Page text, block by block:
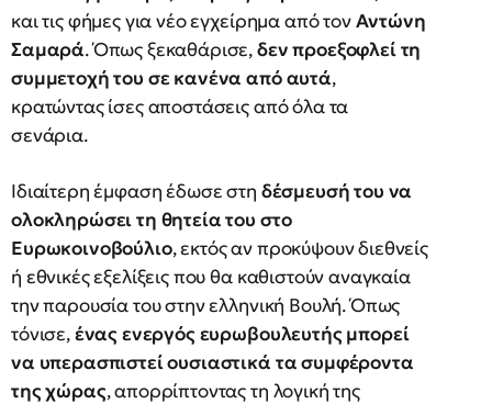
και τις φήμες για νέο εγχείρημα από τονΑντώνη
Σαμαρά. Όπως ξεκαθάρισε,δεν προεξοφλεί τη
συμμετοχή του σε κανένα από αυτά,
κρατώντας ίσες αποστάσεις από όλα τα
σενάρια.
Ιδιαίτερη έμφαση έδωσε στη δέσμευσή του να
ολοκληρώσει τη θητεία του στο
Ευρωκοινοβούλιο, εκτός αν προκύψουν διεθνείς
ή εθνικές εξελίξεις που θα καθιστούν αναγκαία
την παρουσία του στην ελληνική Βουλή. Όπως
τόνισε,ένας ενεργός ευρωβουλευτής μπορεί
να υπερασπιστεί ουσιαστικά τα συμφέροντα
της χώρας, απορρίπτοντας τη λογική της